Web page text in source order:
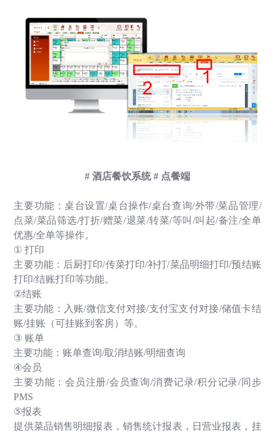
# 酒店餐饮系统# 点餐端
主要功能：桌台设置/桌台操作/桌台查询/外带/菜品管理/
点菜/菜品筛选/打折/赠菜/退菜/转菜/等叫 /叫起/备注/全单
优惠/全单等操作。
①打印
主要功能：后厨打印/传菜打印/补打/菜品明细打印/预结账
打印/结账打印等功能。
②结账
主要功能：入账/微信支付对接/支付宝支付对接/储值卡结
账/挂账（可挂账到客房）等。
③ 账单
主要功能：账单查询/取消结账/明细查询
④会员
主要功能：会员注册/会员查询/消费记录/积分记录/同步
PMS
⑤报表
提供菜品销售明细报表，销售统计报表，日营业报表，挂